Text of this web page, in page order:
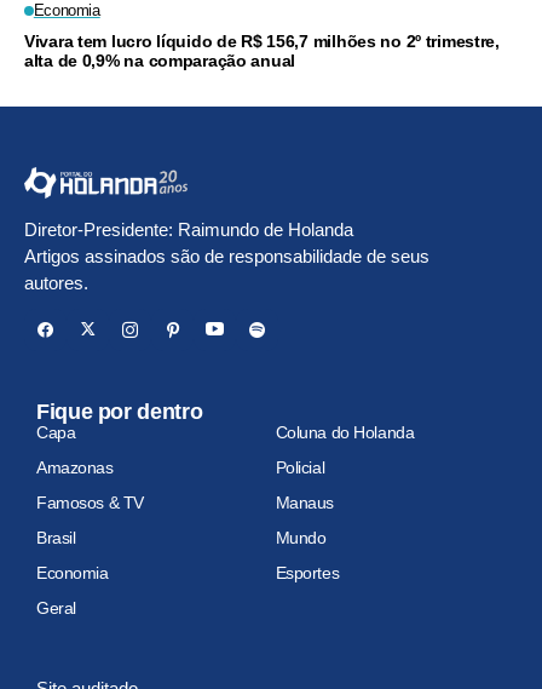
Economia
Vivara tem lucro líquido de R$ 156,7 milhões no 2º trimestre,
alta de 0,9% na comparação anual
Diretor-Presidente: Raimundo de Holanda
Artigos assinados são de responsabilidade de seus
autores.
Fique por dentro
Capa
Coluna do Holanda
Amazonas
Policial
Famosos & TV
Manaus
Brasil
Mundo
Economia
Esportes
Geral